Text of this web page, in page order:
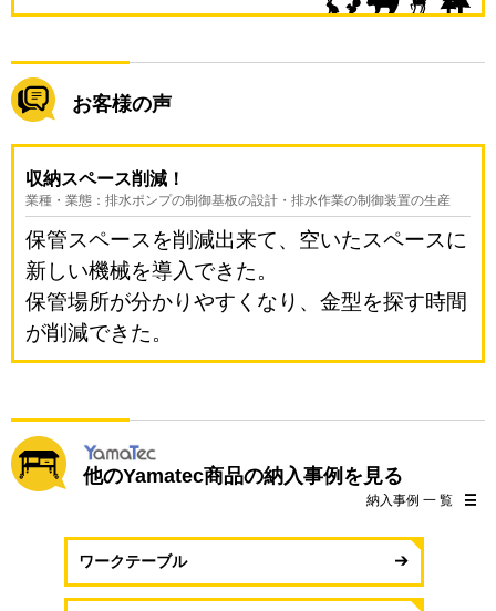
お客様の声
収納スペース削減！
業種・業態：排水ポンプの制御基板の設計・排水作業の制御装置の生産
保管スペースを削減出来て、空いたスペースに
新しい機械を導入できた。
保管場所が分かりやすくなり、金型を探す時間
が削減できた。
他のYamatec商品の納入事例を見る
納入事例 一 覧
ワークテーブル